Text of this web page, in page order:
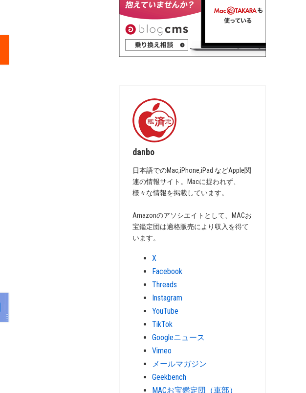
danbo
日本語でのMac,iPhone,iPad などApple関
連の情報サイト。Macに捉われず、
様々な情報を掲載しています。
Amazonのアソシエイトとして、MACお
宝鑑定団は適格販売により収入を得て
います。
X
Facebook
Threads
Instagram
YouTube
TikTok
Googleニュース
Vimeo
メールマガジン
Geekbench
MACお宝鑑定団（車部）